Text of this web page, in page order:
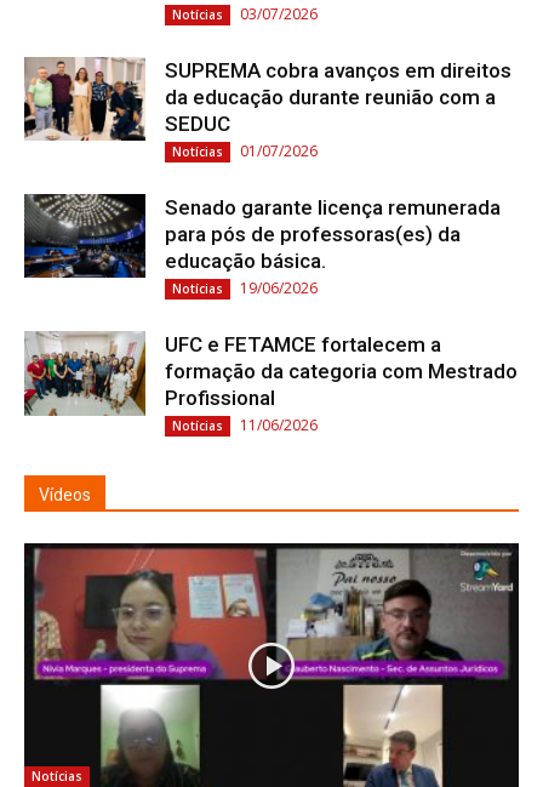
Notícias 03/07/2026
SUPREMA cobra avanços em direitos
da educação durante reunião com a
SEDUC
Notícias 01/07/2026
Senado garante licença remunerada
para pós de professoras(es) da
educação básica.
Notícias 19/06/2026
UFC e FETAMCE fortalecem a
formação da categoria com Mestrado
Profissional
Notícias 11/06/2026
Vídeos
Notícias